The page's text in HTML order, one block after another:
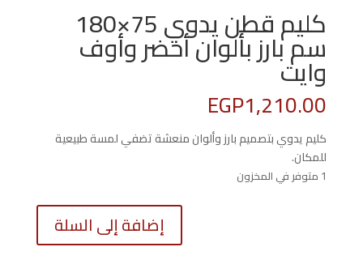
كليم قطن يدوي 75×180
سم بارز بألوان أخضر وأوف
وايت
EGP1,210.00
كليم يدوي بتصميم بارز وألوان منعشة تضفي لمسة طبيعية
للمكان.
1 متوفر في المخزون
كمية
قطن
إضافة إلى السلة